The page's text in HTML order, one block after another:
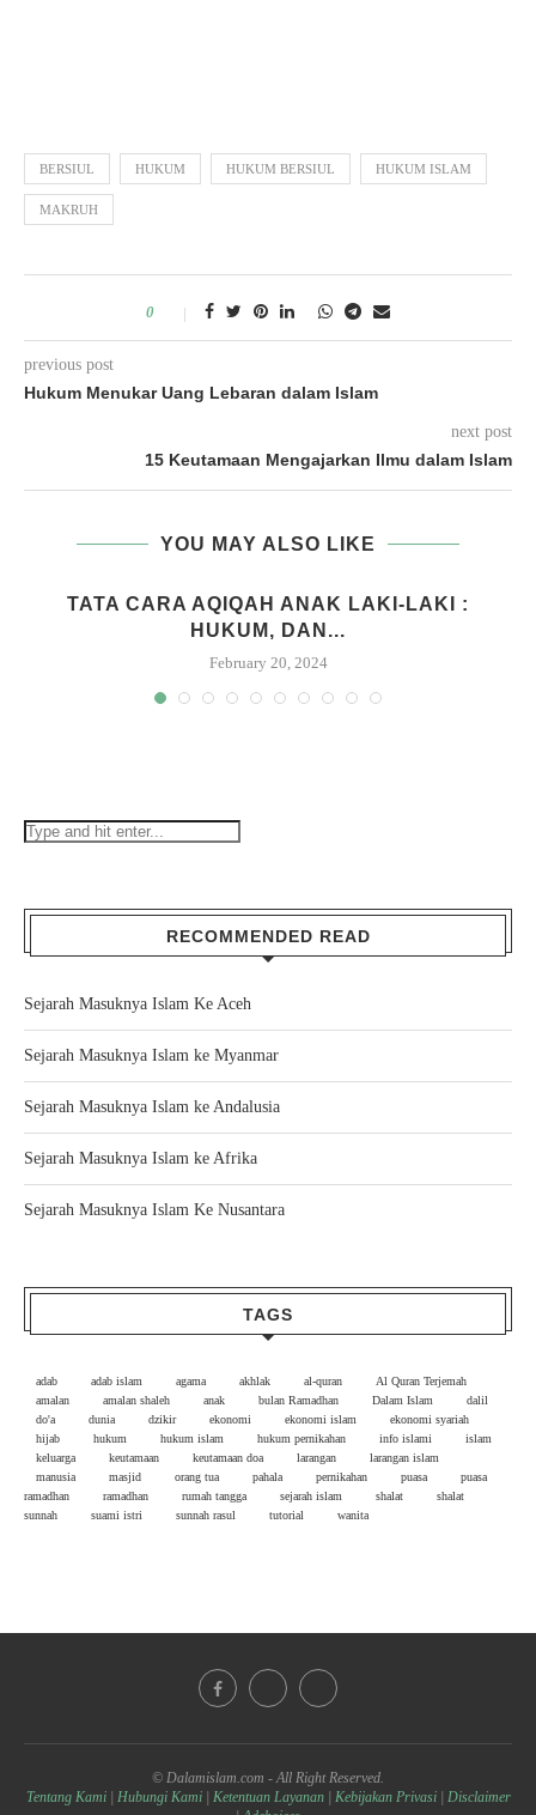
BERSIUL HUKUM HUKUM BERSIUL HUKUM ISLAM
MAKRUH
0
previous post
Hukum Menukar Uang Lebaran dalam Islam
next post
15 Keutamaan Mengajarkan Ilmu dalam Islam
YOU MAY ALSO LIKE
TATA CARA AQIQAH ANAK LAKI-LAKI :
HUKUM, DAN...
February 20, 2024
RECOMMENDED READ
Sejarah Masuknya Islam Ke Aceh
Sejarah Masuknya Islam ke Myanmar
Sejarah Masuknya Islam ke Andalusia
Sejarah Masuknya Islam ke Afrika
Sejarah Masuknya Islam Ke Nusantara
TAGS
adab adab islam agama akhlak al-quran
Al Quran Terjemah
amalan
amalan shaleh anak bulan Ramadhan Dalam Islam
dalil
do'a
dunia dzikir ekonomi ekonomi islam
ekonomi syariah
hijab
hukum hukum islam hukum pernikahan info islami
islam
keluarga
keutamaan keutamaan doa larangan
larangan islam
manusia
masjid orang tua pahala pernikahan puasa
puasa
ramadhan
ramadhan rumah tangga sejarah islam shalat
shalat
sunnah
suami istri sunnah rasul tutorial wanita
© Dalamislam.com - All Right Reserved.
Tentang Kami
Hubungi Kami| Ketentuan Layanan| Kebijakan Privasi| Disclaimer